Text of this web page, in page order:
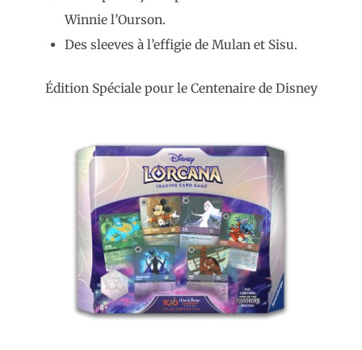
Winnie l’Ourson.
Des sleeves à l’effigie de Mulan et Sisu.
Édition Spéciale pour le Centenaire de Disney